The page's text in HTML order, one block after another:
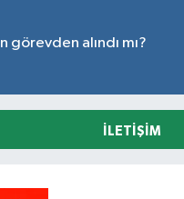
görevden alındı mı?
İLETIŞIM